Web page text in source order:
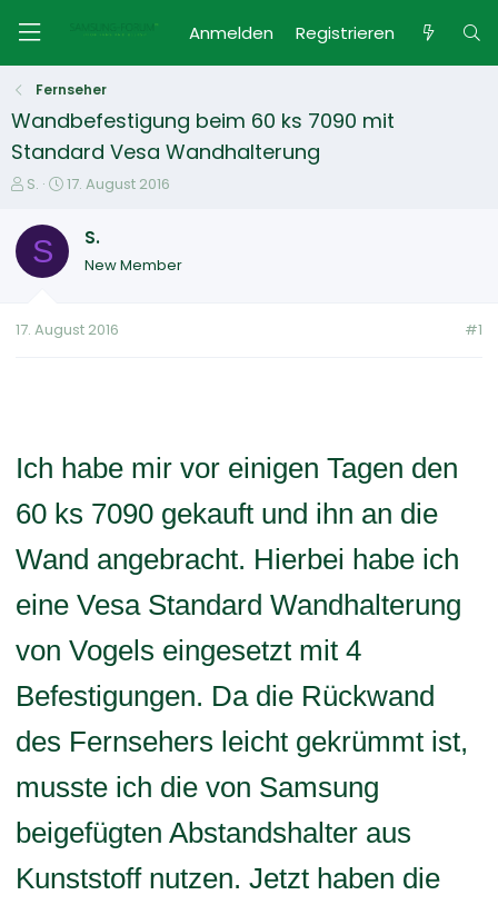
Anmelden Registrieren
Fernseher
Wandbefestigung beim 60 ks 7090 mit
Standard Vesa Wandhalterung
E
s
e
e
S.
E
t
t
17. August 2016
S S.
New Member
17. August 2016 #1
Ich habe mir vor einigen Tagen den
60 ks 7090 gekauft und ihn an die
Wand angebracht. Hierbei habe ich
eine Vesa Standard Wandhalterung
von Vogels eingesetzt mit 4
Befestigungen. Da die Rückwand
des Fernsehers leicht gekrümmt ist,
musste ich die von Samsung
beigefügten Abstandshalter aus
Kunststoff nutzen. Jetzt haben die